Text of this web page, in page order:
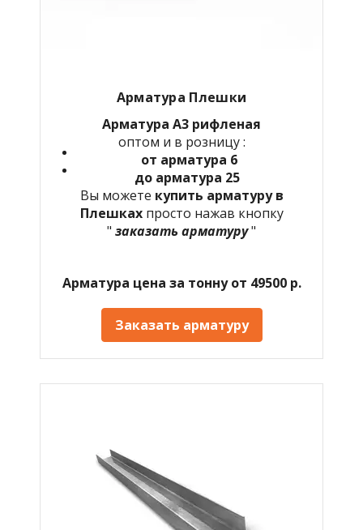
Арматура Плешки
Арматура А3 рифленая
оптом и в розницу :
от арматура 6
до арматура 25
Вы можете купить арматуру в
Плешках просто нажав кнопку
" заказать арматуру"
Арматура цена за тонну от 49500 р.
Заказать арматуру